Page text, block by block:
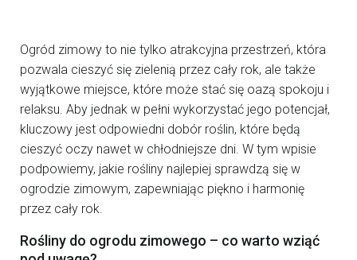
Ogród zimowy to nie tylko atrakcyjna przestrzeń, która
pozwala cieszyć się zielenią przez cały rok, ale także
wyjątkowe miejsce, które może stać się oazą spokoju i
relaksu. Aby jednak w pełni wykorzystać jego potencjał,
kluczowy jest odpowiedni dobór roślin, które będą
cieszyć oczy nawet w chłodniejsze dni. W tym wpisie
podpowiemy, jakie rośliny najlepiej sprawdzą się w
ogrodzie zimowym, zapewniając piękno i harmonię
przez cały rok.
Rośliny do ogrodu zimowego – co warto wziąć